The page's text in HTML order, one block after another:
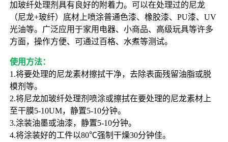
加玻纤处理剂具有良好的附着力。可以在处理过的尼龙
（尼龙+玻纤）底材上喷涂普通色漆、橡胶漆、PU漆、UV
光油等。广泛应用于家用电器、小商品、高级玩具等许多
方面，操作方便、可通过百格、水煮等测试。
使用方法：
1.将要处理的尼龙素材擦拭干净，去除表面残留油脂或脱
模剂等。
2.将尼龙加玻纤处理剂喷涂或擦拭在要处理的尼龙素材上
至干膜5-10UM，静置5-10分钟。
3.涂装油墨或油漆，静置5-10分钟。
4.将涂装好的工件以80℃强制干燥30分钟佳。